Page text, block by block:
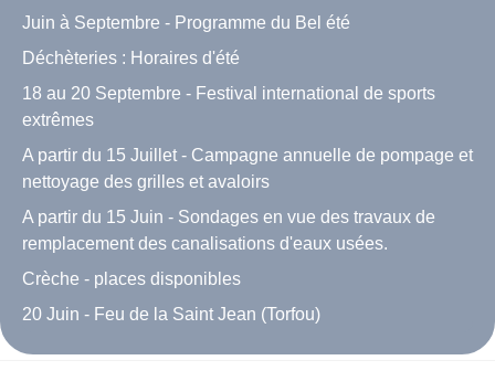
Juin à Septembre - Programme du Bel été
Déchèteries : Horaires d'été
18 au 20 Septembre - Festival international de sports
extrêmes
A partir du 15 Juillet - Campagne annuelle de pompage et
nettoyage des grilles et avaloirs
A partir du 15 Juin - Sondages en vue des travaux de
remplacement des canalisations d'eaux usées.
Crèche - places disponibles
20 Juin - Feu de la Saint Jean (Torfou)